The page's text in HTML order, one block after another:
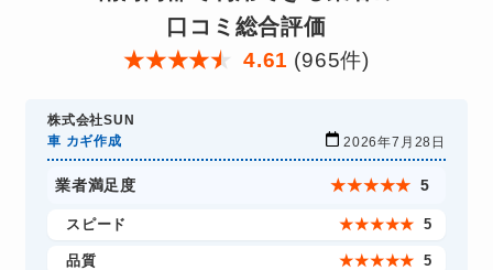
口コミ総合評価
★★★★★ 4.61 (965件)
株式会社SUN
車 カギ作成
2026年7月28日
業者満足度 ★★★★★ 5
スピード ★★★★★ 5
品質 ★★★★★ 5